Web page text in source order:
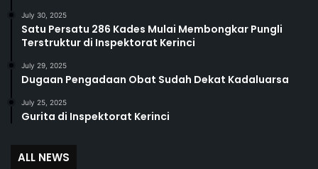
July 30, 2025
Satu Persatu 286 Kades Mulai Membongkar Pungli
Terstruktur di Inspektorat Kerinci
July 29, 2025
Dugaan Pengadaan Obat Sudah Dekat Kadaluarsa
July 25, 2025
Gurita di Inspektorat Kerinci
ALL NEWS